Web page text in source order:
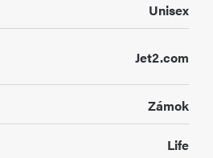
Unisex
Jet2.com
Zámok
Life